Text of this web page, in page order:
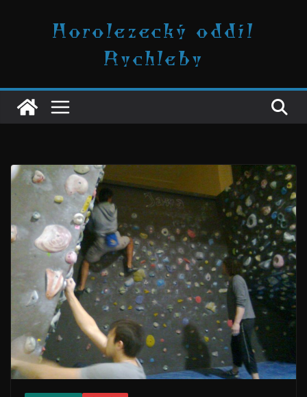
Horolezecký oddíl
Rychleby